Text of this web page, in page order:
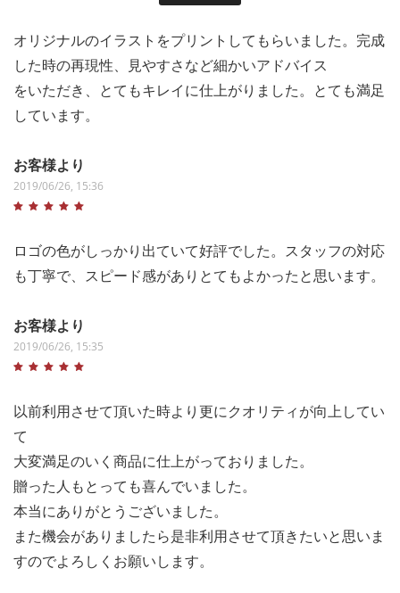
オリジナルのイラストをプリントしてもらいました。完成
した時の再現性、見やすさなど細かいアドバイス
をいただき、とてもキレイに仕上がりました。とても満足
しています。
お客様より
2019/06/26, 15:36
ロゴの色がしっかり出ていて好評でした。スタッフの対応
も丁寧で、スピード感がありとてもよかったと思います。
お客様より
2019/06/26, 15:35
以前利用させて頂いた時より更にクオリティが向上してい
て
大変満足のいく商品に仕上がっておりました。
贈った人もとっても喜んでいました。
本当にありがとうございました。
また機会がありましたら是非利用させて頂きたいと思いま
すのでよろしくお願いします。